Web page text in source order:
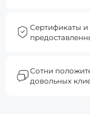
Сертификаты и
Сотни
довольных